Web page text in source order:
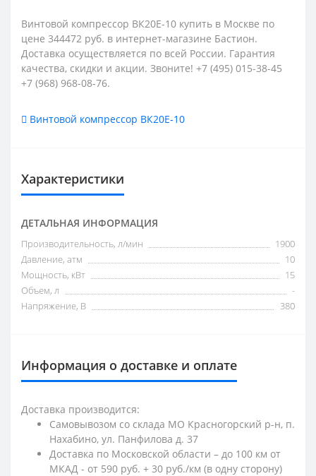
Винтовой компрессор ВК20Е-10 купить в Москве по
цене 344472 руб. в интернет-магазине Бастион.
Доставка осуществляется по всей России. Гарантия
качества, скидки и акции. Звоните! +7 (495) 015-38-45
+7 (968) 968-08-76.
Винтовой компрессор ВК20Е-10
Характеристики
ДЕТАЛЬНАЯ ИНФОРМАЦИЯ
Производительность, л/мин
1900
Давление, атм
10
Мощность, кВт
15
Объем, л
-
Напряжение, В
380
Информация о доставке и оплате
Доставка производится:
Самовывозом со склада МО Красногорский р-н, п.
Нахабино, ул. Панфилова д. 37
Доставка по Московской области – до 100 км от
МКАД - от 590 руб. + 30 руб./км (в одну сторону)